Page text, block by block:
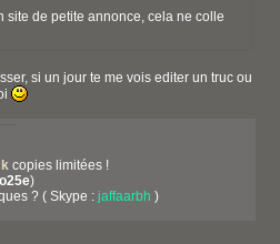
site de petite annonce, cela ne colle
si un jour te me vois editer un truc ou
copies limitées !
)
? ( Skype : jaffaarbh )